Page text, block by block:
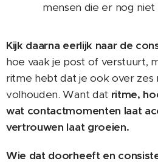
mensen die er nog niet
Kijk daarna eerlijk naar de
hoe vaak je post of verstuurt,
ritme hebt dat je ook over zes
volhouden. Want dat ritme,
wat contactmomenten laat
vertrouwen laat groeien.
Wie dat doorheeft en